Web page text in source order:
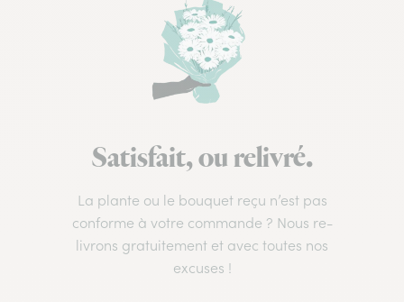
Satisfait, ou relivré.
La plante ou le bouquet reçu n’est pas
conforme à votre commande ? Nous re-
livrons gratuitement et avec toutes nos
excuses !